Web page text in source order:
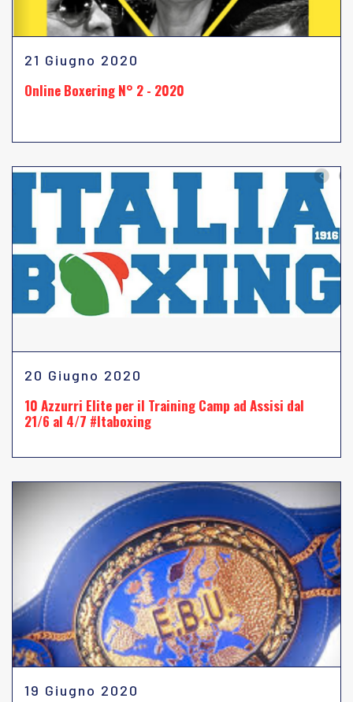
21 Giugno 2020
Online Boxering N° 2 - 2020
20 Giugno 2020
10 Azzurri Elite per il Training Camp ad Assisi dal
21/6 al 4/7 #Itaboxing
19 Giugno 2020